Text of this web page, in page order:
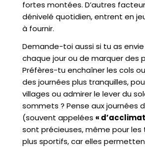
fortes montées. D’autres
dénivelé quotidien, entrent en
à fournir.
Demande-toi aussi si tu as
chaque jour ou de marquer des
Préfères-tu enchaîner les cols
des journées plus tranquilles,
villages ou admirer le lever du
sommets ? Pense aux journées
(souvent appelées «
sont précieuses, même pour les
plus sportifs, car elles